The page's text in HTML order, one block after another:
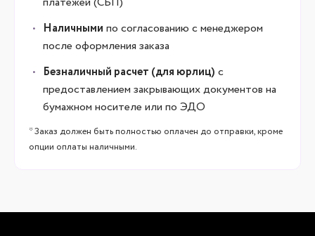
Наличными по согласованию с менеджером
после оформления заказа
Безналичный расчет (для юрлиц) с
предоставлением закрывающих документов на
бумажном носителе или по ЭДО
* Заказ должен быть полностью оплачен до отправки, кроме
опции оплаты наличными.